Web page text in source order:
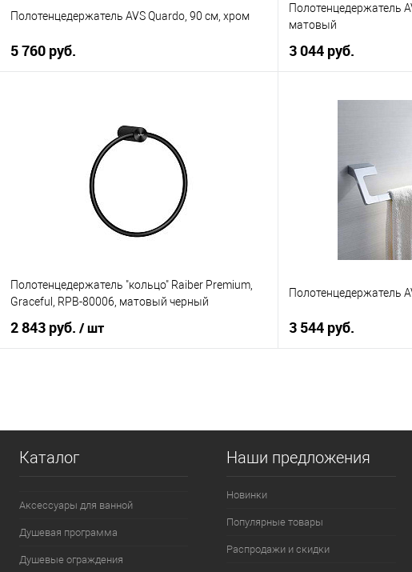
Полотенцедержатель AVS Quardo, 90 см, хром
5 760 руб.
В наличии
Полотенцедержатель
матовый
3 044 руб.
В избранное
Полотенцедержатель "кольцо" Raiber Premium,
Graceful, RPB-80006, матовый черный
2 843 руб. / шт
Полотенцедержатель
3 544 руб.
Каталог
Аксессуары для ванной
Душевая программа
Душевые ограждения
Наши предложения
Новинки
Популярные товары
Распродажи и скидки